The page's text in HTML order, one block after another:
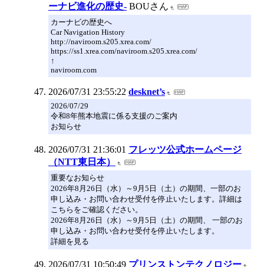
ーナビ進化の歴史- BOUさん
カーナビの歴史へ
Car Navigation History
http://naviroom.s205.xrea.com/
https://ss1.xrea.com/naviroom.s205.xrea.com/
↑
naviroom.com
2026/07/31 23:55:22 desknet’s
2026/07/29
令和8年熊本地震に係る支援のご案内
お知らせ
2026/07/31 21:36:01 フレッツ公式ホームページ
（NTT東日本）
重要なお知らせ
2026年8月26日（水）～9月5日（土）の期間、一部のお
申し込み・お問い合わせ受付を停止いたします。詳細は
こちらをご確認ください。
2026年8月26日（水）～9月5日（土）の期間、 一部のお
申し込み・お問い合わせ受付を停止いたします。
詳細を見る
2026/07/31 10:50:49 プリンストンテクノロジー